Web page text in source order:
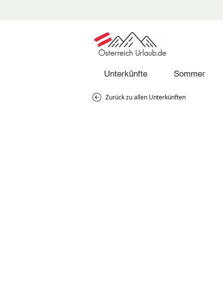
Unterkünfte Sommer
Zurück zu allen Unterkünften